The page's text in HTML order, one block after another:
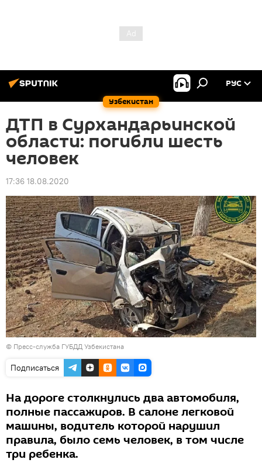
Узбекистан
РУС
ДТП в Сурхандарьинской
области: погибли шесть
человек
17:36 18.08.2020
© Пресс-служба ГУБДД Узбекистана
Подписаться
На дороге столкнулись два автомобиля,
полные пассажиров. В салоне легковой
машины, водитель которой нарушил
правила, было семь человек, в том числе
три ребенка.